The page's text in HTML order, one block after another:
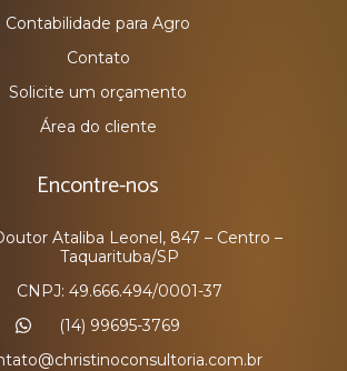
Contabilidade para Agro
Contato
Solicite um orçamento
Área do cliente
Encontre-nos
Ataliba Leonel, 847 – Centro –
Taquarituba/SP
CNPJ: 49.666.494/0001-37
(14) 99695-3769